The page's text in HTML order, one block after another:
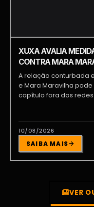
XUXA AVALIA
CONTRA MARA
SEQUÊNCIA DE
A relação conturbada
e Mara Maravilha
capítulo fora das redes
10/08/2026
SAIBA MAIS
VER